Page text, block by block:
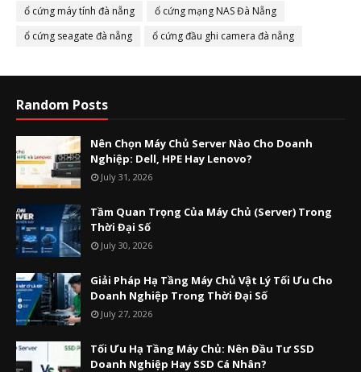
ổ cứng máy tính đà nẵng
ổ cứng mạng NAS Đà Nẵng
ổ cứng seagate đà nẵng
ổ cứng đầu ghi camera đà nẵng
Random Posts
Nên Chọn Máy Chủ Server Nào Cho Doanh
Nghiệp: Dell, HPE Hay Lenovo?
July 31, 2026
Tầm Quan Trọng Của Máy Chủ (Server) Trong
Thời Đại Số
July 30, 2026
Giải Pháp Hạ Tầng Máy Chủ Vật Lý Tối Ưu Cho
Doanh Nghiệp Trong Thời Đại Số
July 27, 2026
Tối Ưu Hạ Tầng Máy Chủ: Nên Đầu Tư SSD
Doanh Nghiệp Hay SSD Cá Nhân?